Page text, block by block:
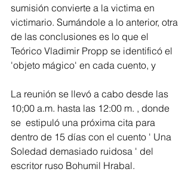
sumisión convierte a la victima en
victimario. Sumándole a lo anterior, otra
de las conclusiones es lo que el
Teórico Vladimir Propp se identificó el
'objeto mágico' en cada cuento, y
La reunión se llevó a cabo desde las
10;00 a.m. hasta las 12:00 m. , donde
se  estipuló una próxima cita para
dentro de 15 días con el cuento ' Una
Soledad demasiado ruidosa ' del
escritor ruso Bohumil Hrabal.